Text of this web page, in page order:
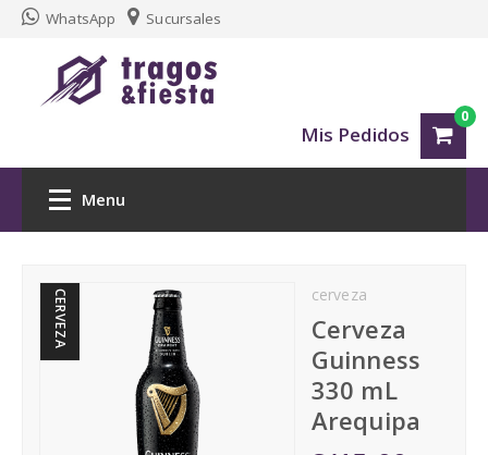
WhatsApp Sucursales
Mis Pedidos
0
Menu
Delivery tragos Arequipa
CERVEZA cerveza
Cerveza
Guinness
330 mL
Arequipa